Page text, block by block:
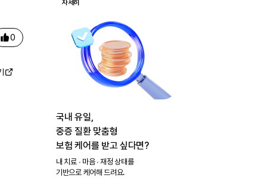
0
자세히
국내 유일,
중증 질환 맞춤형
보험 케어를 받고 싶다면?
내 치료 ∙ 마음 ∙ 재정 상태를
기반으로 케어해 드려요.